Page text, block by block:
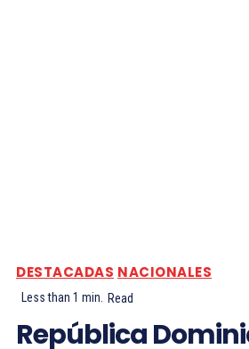
DESTACADAS NACIONALES
Less than 1 min. Read
República